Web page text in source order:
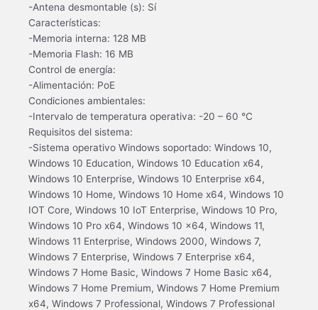
-Antena desmontable (s): Sí
Características:
-Memoria interna: 128 MB
-Memoria Flash: 16 MB
Control de energía:
-Alimentación: PoE
Condiciones ambientales:
-Intervalo de temperatura operativa: -20 – 60 °C
Requisitos del sistema:
-Sistema operativo Windows soportado: Windows 10,
Windows 10 Education, Windows 10 Education x64,
Windows 10 Enterprise, Windows 10 Enterprise x64,
Windows 10 Home, Windows 10 Home x64, Windows 10
IOT Core, Windows 10 IoT Enterprise, Windows 10 Pro,
Windows 10 Pro x64, Windows 10 x64, Windows 11,
Windows 11 Enterprise, Windows 2000, Windows 7,
Windows 7 Enterprise, Windows 7 Enterprise x64,
Windows 7 Home Basic, Windows 7 Home Basic x64,
Windows 7 Home Premium, Windows 7 Home Premium
x64, Windows 7 Professional, Windows 7 Professional